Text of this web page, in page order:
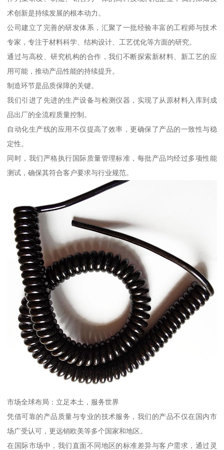
术创新是持续发展的根本动力。
公司建立了完善的研发体系，汇聚了一批经验丰富的工程师与技术
专家，专注于材料科学、结构设计、工艺优化等方面的研究。
通过与高校、研究机构的合作，我们不断探索新材料、新工艺的应
用可能，推动产品性能的持续提升。
制造环节是品质保障的关键。
我们引进了先进的生产设备与检测仪器，实现了从原材料入库到成
品出厂的全流程质量控制。
自动化生产线的应用不仅提高了效率，更确保了产品的一致性与稳
定性。
同时，我们严格执行国际质量管理标准，每批产品均经过多项性能
测试，确保其符合客户要求与行业规范。
市场全球布局：立足本土，服务世界
凭借可靠的产品质量与专业的技术服务，我们的产品不仅在国内市
场广受认可，更远销欧美等多个国家和地区。
在国际市场中，我们直面不同地区的标准差异与客户需求，通过灵